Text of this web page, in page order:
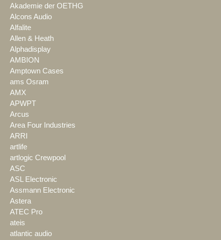
Akademie der OETHG
Alcons Audio
Alfalite
Allen & Heath
Alphadisplay
AMBION
Amptown Cases
ams Osram
AMX
APWPT
Arcus
Area Four Industries
ARRI
artlife
artlogic Crewpool
ASC
ASL Electronic
Assmann Electronic
Astera
ATEC Pro
ateis
atlantic audio